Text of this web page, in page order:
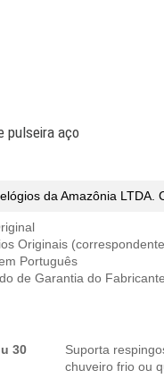
pulseira aço
da Amazônia LTDA.
Originais
Português
de Garantia do Fabricante
30
Suporta
chuveiro frio ou